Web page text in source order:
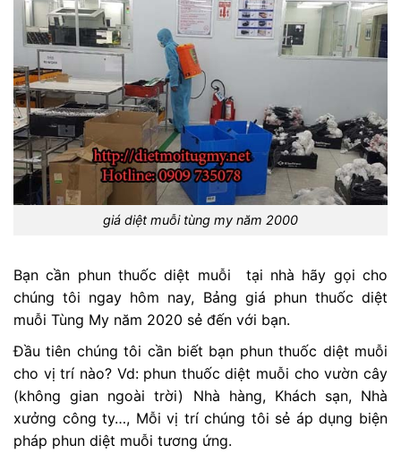
giá diệt muỗi tùng my năm 2000
Bạn cần phun thuốc diệt muỗi tại nhà hãy gọi cho
chúng tôi ngay hôm nay, Bảng giá phun thuốc diệt
muỗi Tùng My năm 2020 sẻ đến với bạn.
Đầu tiên chúng tôi cần biết bạn phun thuốc diệt muỗi
cho vị trí nào? Vd: phun thuốc diệt muỗi cho vườn cây
(không gian ngoài trời) Nhà hàng, Khách sạn, Nhà
xưởng công ty…, Mỗi vị trí chúng tôi sẻ áp dụng biện
pháp phun diệt muỗi tương ứng.